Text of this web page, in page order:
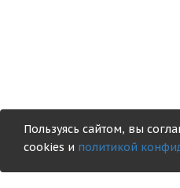
Пользуясь сайтом, вы
cookies и политикой